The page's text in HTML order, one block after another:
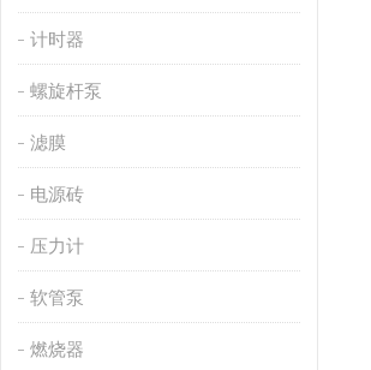
计时器
螺旋杆泵
滤膜
电源砖
压力计
软管泵
燃烧器